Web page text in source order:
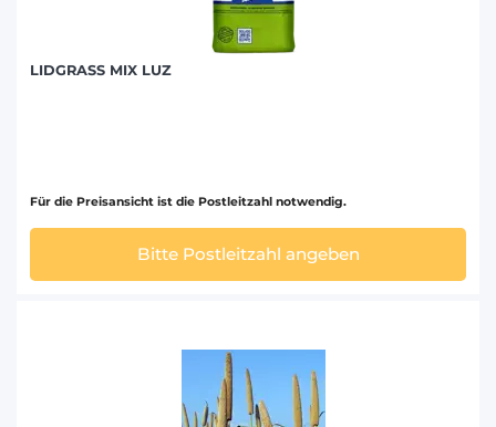
LIDGRASS MIX LUZ
Für die Preisansicht ist die Postleitzahl notwendig.
Bitte Postleitzahl angeben